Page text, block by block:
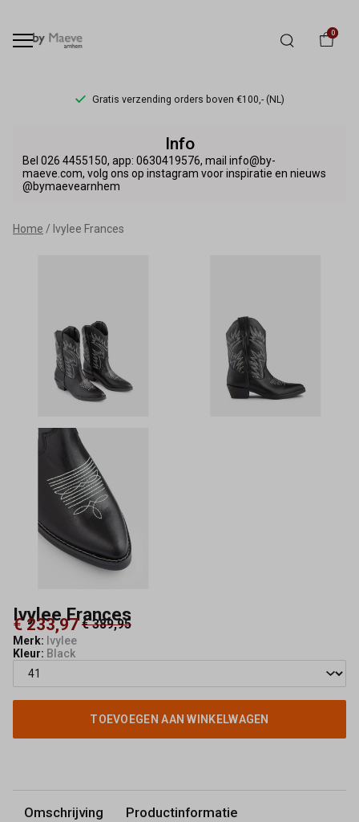
0
Gratis verzending orders boven €100,- (NL)
Frances
By
Info
Bel 026 4455150, app: 0630419576, mail info@by-
maeve.com, volg ons op instagram voor inspiratie en nieuws
@bymaevearnhem
Home Ivylee Frances
Ivylee Frances
€ 233,97 € 389,95
Merk: Ivylee
Kleur: Black
TOEVOEGEN AAN WINKELWAGEN
Omschrijving Productinformatie